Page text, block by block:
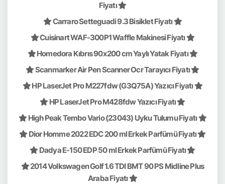
Fiyatı
Carraro Setteguadi 9.3 Bisiklet Fiyatı
Cuisinart WAF-300P1 Waffle Makinesi Fiyatı
Homedora Kıbrıs 90x200 cm Yaylı Yatak Fiyatı
Scanmarker Air Pen Scanner Ocr Tarayıcı Fiyatı
HP LaserJet Pro M227fdw (G3Q75A) Yazıcı Fiyatı
HP LaserJet Pro M428fdw Yazıcı Fiyatı
High Peak Tembo Vario (23043) Uyku Tulumu Fiyatı
Dior Homme 2022 EDC 200 ml Erkek Parfümü Fiyatı
Dadya E-150 EDP 50 ml Erkek Parfümü Fiyatı
2014 Volkswagen Golf 1.6 TDI BMT 90 PS Midline Plus
Araba Fiyatı